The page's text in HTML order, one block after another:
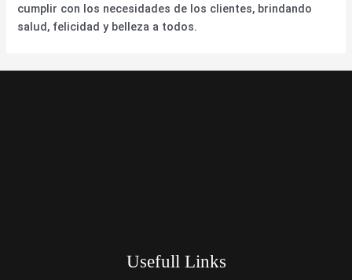
cumplir con los necesidades de los clientes, brindando
salud, felicidad y belleza a todos.
Usefull Links